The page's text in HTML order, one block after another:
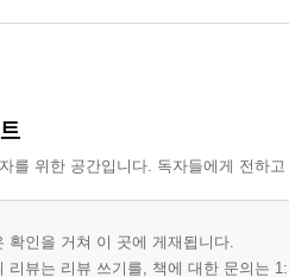
를 위한 공간입니다. 독자들에게 전하
확인을 거쳐 이 곳에 게재됩니다.
리뷰는 리뷰 쓰기를, 책에 대한 문의는